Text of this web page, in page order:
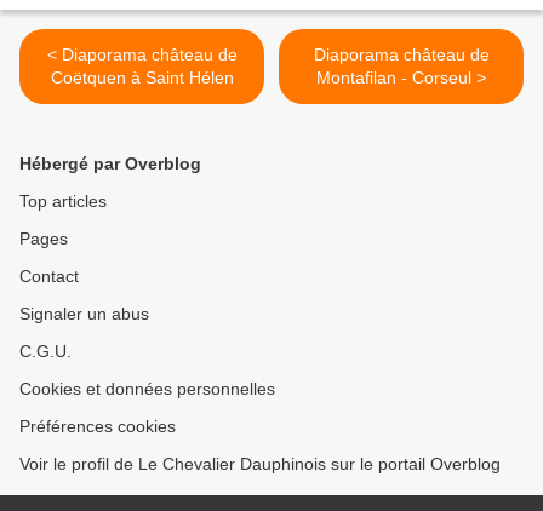
< Diaporama château de
Coëtquen à Saint Hélen
Diaporama château de
Montafilan - Corseul >
Hébergé par Overblog
Top articles
Pages
Contact
Signaler un abus
C.G.U.
Cookies et données personnelles
Préférences cookies
Voir le profil de Le Chevalier Dauphinois sur le portail Overblog